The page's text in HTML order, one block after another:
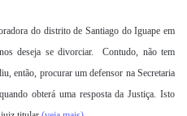
do distrito de Santiago do Iguape em
deseja se divorciar. Contudo, não tem
então, procurar um defensor na Secretaria
obterá uma resposta da Justiça. Isto